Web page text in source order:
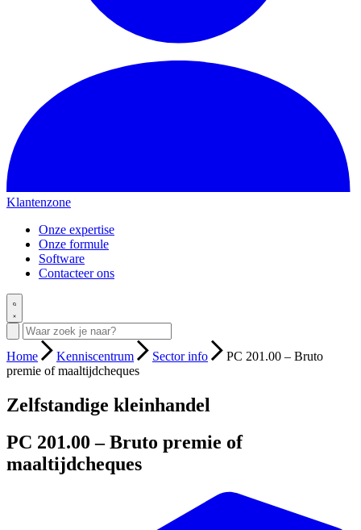
Klantenzone
Onze expertise
Onze formule
Software
Contacteer ons
Home Kenniscentrum Sector info
PC 201.00 – Bruto
premie of maaltijdcheques
Zelfstandige kleinhandel
PC 201.00 – Bruto premie of
maaltijdcheques